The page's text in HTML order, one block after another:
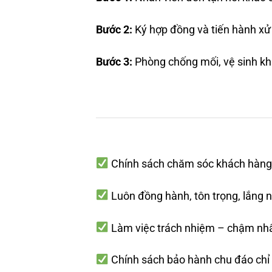
Bước 2: Ký hợp đồng và tiến hành
Bước 3: Phòng chống mối, vệ sinh
Chính sách chăm sóc khách
Luôn đồng hành, tôn trọng, lắng
Làm việc trách nhiệm – chậm
Chính sách bảo hành chu đáo